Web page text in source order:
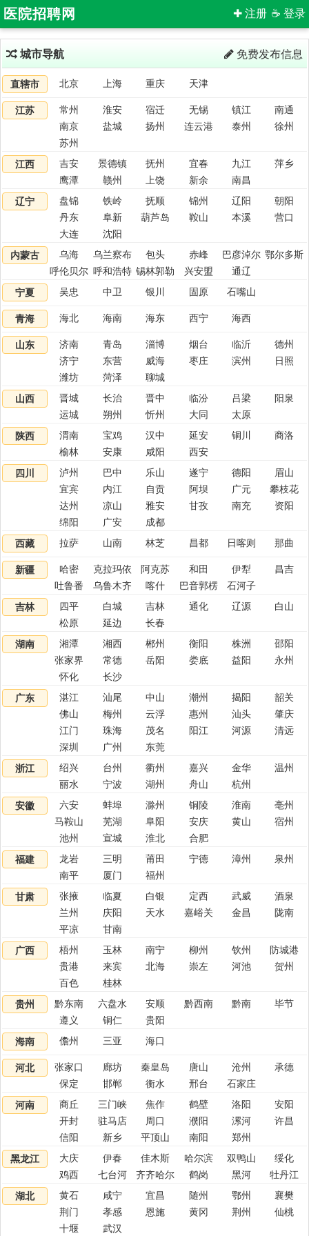
☕ 登录
✚ 注册
医院招聘网
城市导航 免费发布信息
直辖市 北京 上海 重庆 天津
江苏 常州 淮安 宿迁 无锡 镇江
南通
南京
盐城 扬州 连云港 泰州
徐州
苏州
江西
吉安 景德镇 抚州 宜春 九江
萍乡
鹰潭
赣州 上饶 新余
南昌
辽宁
盘锦 铁岭 抚顺 锦州 辽阳
朝阳
丹东
阜新 葫芦岛 鞍山 本溪
营口
大连
沈阳
内蒙古
乌海 乌兰察布 包头 赤峰 巴彦淖尔 鄂尔多斯
呼伦贝尔 呼和浩特 锡林郭勒 兴安盟
通辽
宁夏
吴忠 中卫 银川 固原 石嘴山
青海 海北 海南 海东 西宁 海西
山东 济南 青岛 淄博 烟台 临沂
德州
济宁
东营 威海 枣庄 滨州
日照
潍坊
菏泽
聊城
山西
晋城 长治 晋中 临汾 吕梁
阳泉
运城
朔州 忻州 大同
太原
陕西
渭南 宝鸡 汉中 延安 铜川
商洛
榆林
安康 咸阳
西安
四川
泸州 巴中 乐山 遂宁 德阳
眉山
宜宾
内江 自贡 阿坝 广元
攀枝花
达州
凉山 雅安 甘孜 南充
资阳
绵阳
广安
成都
西藏
拉萨 山南 林芝 昌都 日喀则 那曲
新疆 哈密 克拉玛依 阿克苏 和田 伊犁
昌吉
吐鲁番
乌鲁木齐 喀什 巴音郭楞
石河子
吉林
四平 白城 吉林 通化 辽源
白山
松原
延边
长春
湖南
湘潭 湘西 郴州 衡阳 株洲
邵阳
张家界
常德 岳阳 娄底 益阳
永州
怀化
长沙
广东
湛江 汕尾 中山 潮州 揭阳
韶关
佛山
梅州 云浮 惠州 汕头
肇庆
江门
珠海 茂名 阳江 河源
清远
深圳
广州
东莞
浙江
绍兴 台州 衢州 嘉兴 金华
温州
丽水
宁波 湖州 舟山
杭州
安徽
六安 蚌埠 滁州 铜陵 淮南
亳州
马鞍山
芜湖 阜阳 安庆 黄山
宿州
池州
宣城 淮北
合肥
福建
龙岩 三明 莆田 宁德 漳州
泉州
南平
厦门
福州
甘肃
张掖 临夏 白银 定西 武威
酒泉
兰州
庆阳 天水 嘉峪关 金昌
陇南
平凉
甘南
广西
梧州 玉林 南宁 柳州 钦州
防城港
贵港
来宾 北海 崇左 河池
贺州
百色
桂林
贵州
黔东南 六盘水 安顺 黔西南 黔南
毕节
遵义
铜仁
贵阳
海南
儋州 三亚 海口
河北 张家口 廊坊 秦皇岛 唐山 沧州
承德
保定
邯郸 衡水 邢台
石家庄
河南
商丘 三门峡 焦作 鹤壁 洛阳
安阳
开封
驻马店 周口 濮阳 漯河
许昌
信阳
新乡 平顶山 南阳
郑州
黑龙江
大庆 伊春 佳木斯 哈尔滨 双鸭山
绥化
鸡西
七台河 齐齐哈尔 鹤岗 黑河
牡丹江
湖北
黄石 咸宁 宜昌 随州 鄂州
襄樊
荆门
孝感 恩施 黄冈 荆州
仙桃
十堰
武汉